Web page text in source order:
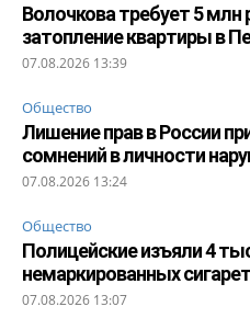
Волочкова требует 5 млн
затопление квартиры в
07.08.2026 13:39
Общество
Лишение прав в России
сомнений в личности
07.08.2026 13:24
Общество
Полицейские изъяли 4
немаркированных
07.08.2026 13:07